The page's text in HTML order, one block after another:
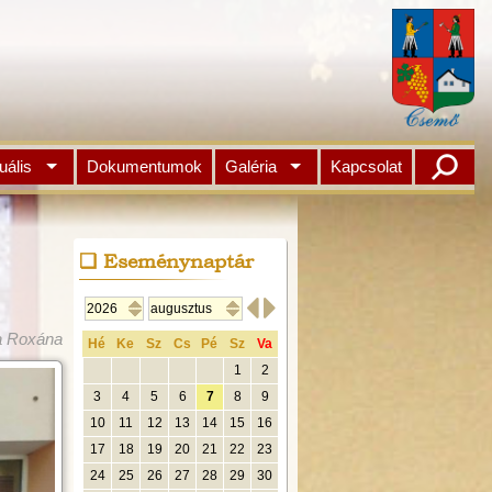
Dokumentumok Galéria Kapcsolat
Roxána
Eseménynaptár

Hé Ke Sz Cs Pé Sz
Va
1
2
3
4 5 6 7 8
9
10
11 12 13 14 15
16
17
18 19 20 21 22
23
24
25 26 27 28 29 30